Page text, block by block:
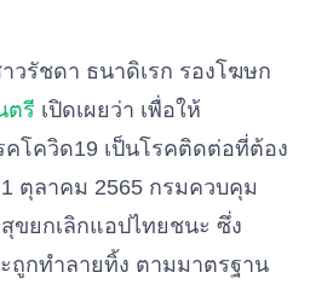
วรัชดา ธนาดิเรก รองโฆษก
ตรี เปิดเผยว่า เพื่อให้
คโควิด19 เป็นโรคติดต่อที่ต้อง
1 ตุลาคม 2565 กรมควบคุม
ขยกเลิกแอปไทยชนะ ซึ่ง
ถูกทำลายทิ้ง ตามมาตรฐาน